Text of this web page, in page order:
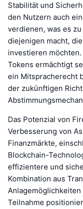
Stabilität und
den Nutzern auch
verdienen, was es
diejenigen macht,
investieren
Tokens ermächtigt
ein Mitspracherecht
der zukünftigen
Das Potenzial von
Verbesserung von
Finanzmärkte,
Blockchain-
effizientere und
Kombination aus
Teilnahme